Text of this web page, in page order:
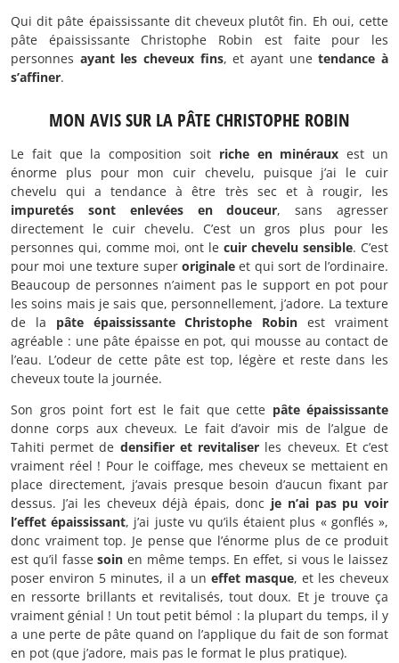
Qui dit pâte épaississante dit cheveux plutôt fin. Eh oui, cette
pâte épaississante Christophe Robin est faite pour les
personnes ayant les cheveux fins, et ayant unetendance à
s’affiner.
MON AVIS SUR LA PÂTE CHRISTOPHE ROBIN
Le fait que la composition soit riche en minéraux est un
énorme plus pour mon cuir chevelu, puisque j’ai le cuir
chevelu qui a tendance à être très sec et à rougir, les
impuretés sont enlevées en douceur, sans agresser
directement le cuir chevelu. C’est un gros plus pour les
personnes qui, comme moi, ont le cuir chevelu sensible. C’est
pour moi une texture super originale et qui sort de l’ordinaire.
Beaucoup de personnes n’aiment pas le support en pot pour
les soins mais je sais que, personnellement, j’adore. La texture
de la pâte épaississante Christophe Robin est vraiment
agréable : une pâte épaisse en pot, qui mousse au contact de
l’eau. L’odeur de cette pâte est top, légère et reste dans les
cheveux toute la journée.
Son gros point fort est le fait que cette pâte épaississante
donne corps aux cheveux. Le fait d’avoir mis de l’algue de
Tahiti permet de densifier et revitaliser les cheveux. Et c’est
vraiment réel ! Pour le coiffage, mes cheveux se mettaient en
place directement, j’avais presque besoin d’aucun fixant par
dessus. J’ai les cheveux déjà épais, donc je n’ai pas pu voir
l’effet épaississant, j’ai juste vu qu’ils étaient plus « gonflés »,
donc vraiment top. Je pense que l’énorme plus de ce produit
est qu’il fassesoin en même temps. En effet, si vous le laissez
poser environ 5 minutes, il a un effet masque, et les cheveux
en ressorte brillants et revitalisés, tout doux. Et je trouve ça
vraiment génial ! Un tout petit bémol : la plupart du temps, il y
a une perte de pâte quand on l’applique du fait de son format
en pot (que j’adore, mais pas le format le plus pratique).